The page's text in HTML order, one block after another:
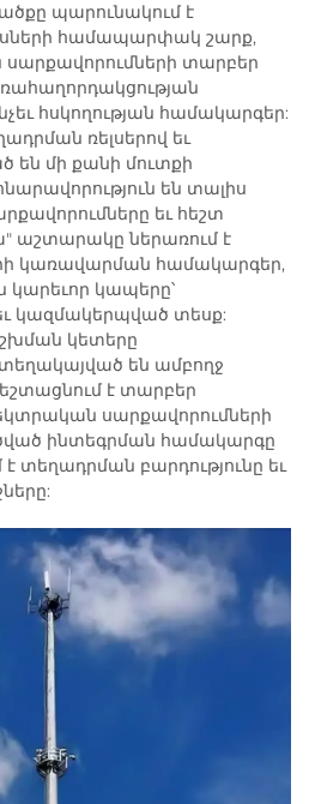
պարունակում է
համապարփակ շարք,
սարքավորումների տարբեր
հսկողության համակարգեր:
ռելսերով եւ
են մի քանի մուտքի
են տալիս
եւ հեշտ
աշտարակը ներառում է
կառավարման համակարգեր,
կապերը՝
կազմակերպված տեսք:
կետերը
են ամբողջ
է տարբեր
սարքավորումների
ինտեգրման համակարգը
տեղադրման բարդությունը եւ